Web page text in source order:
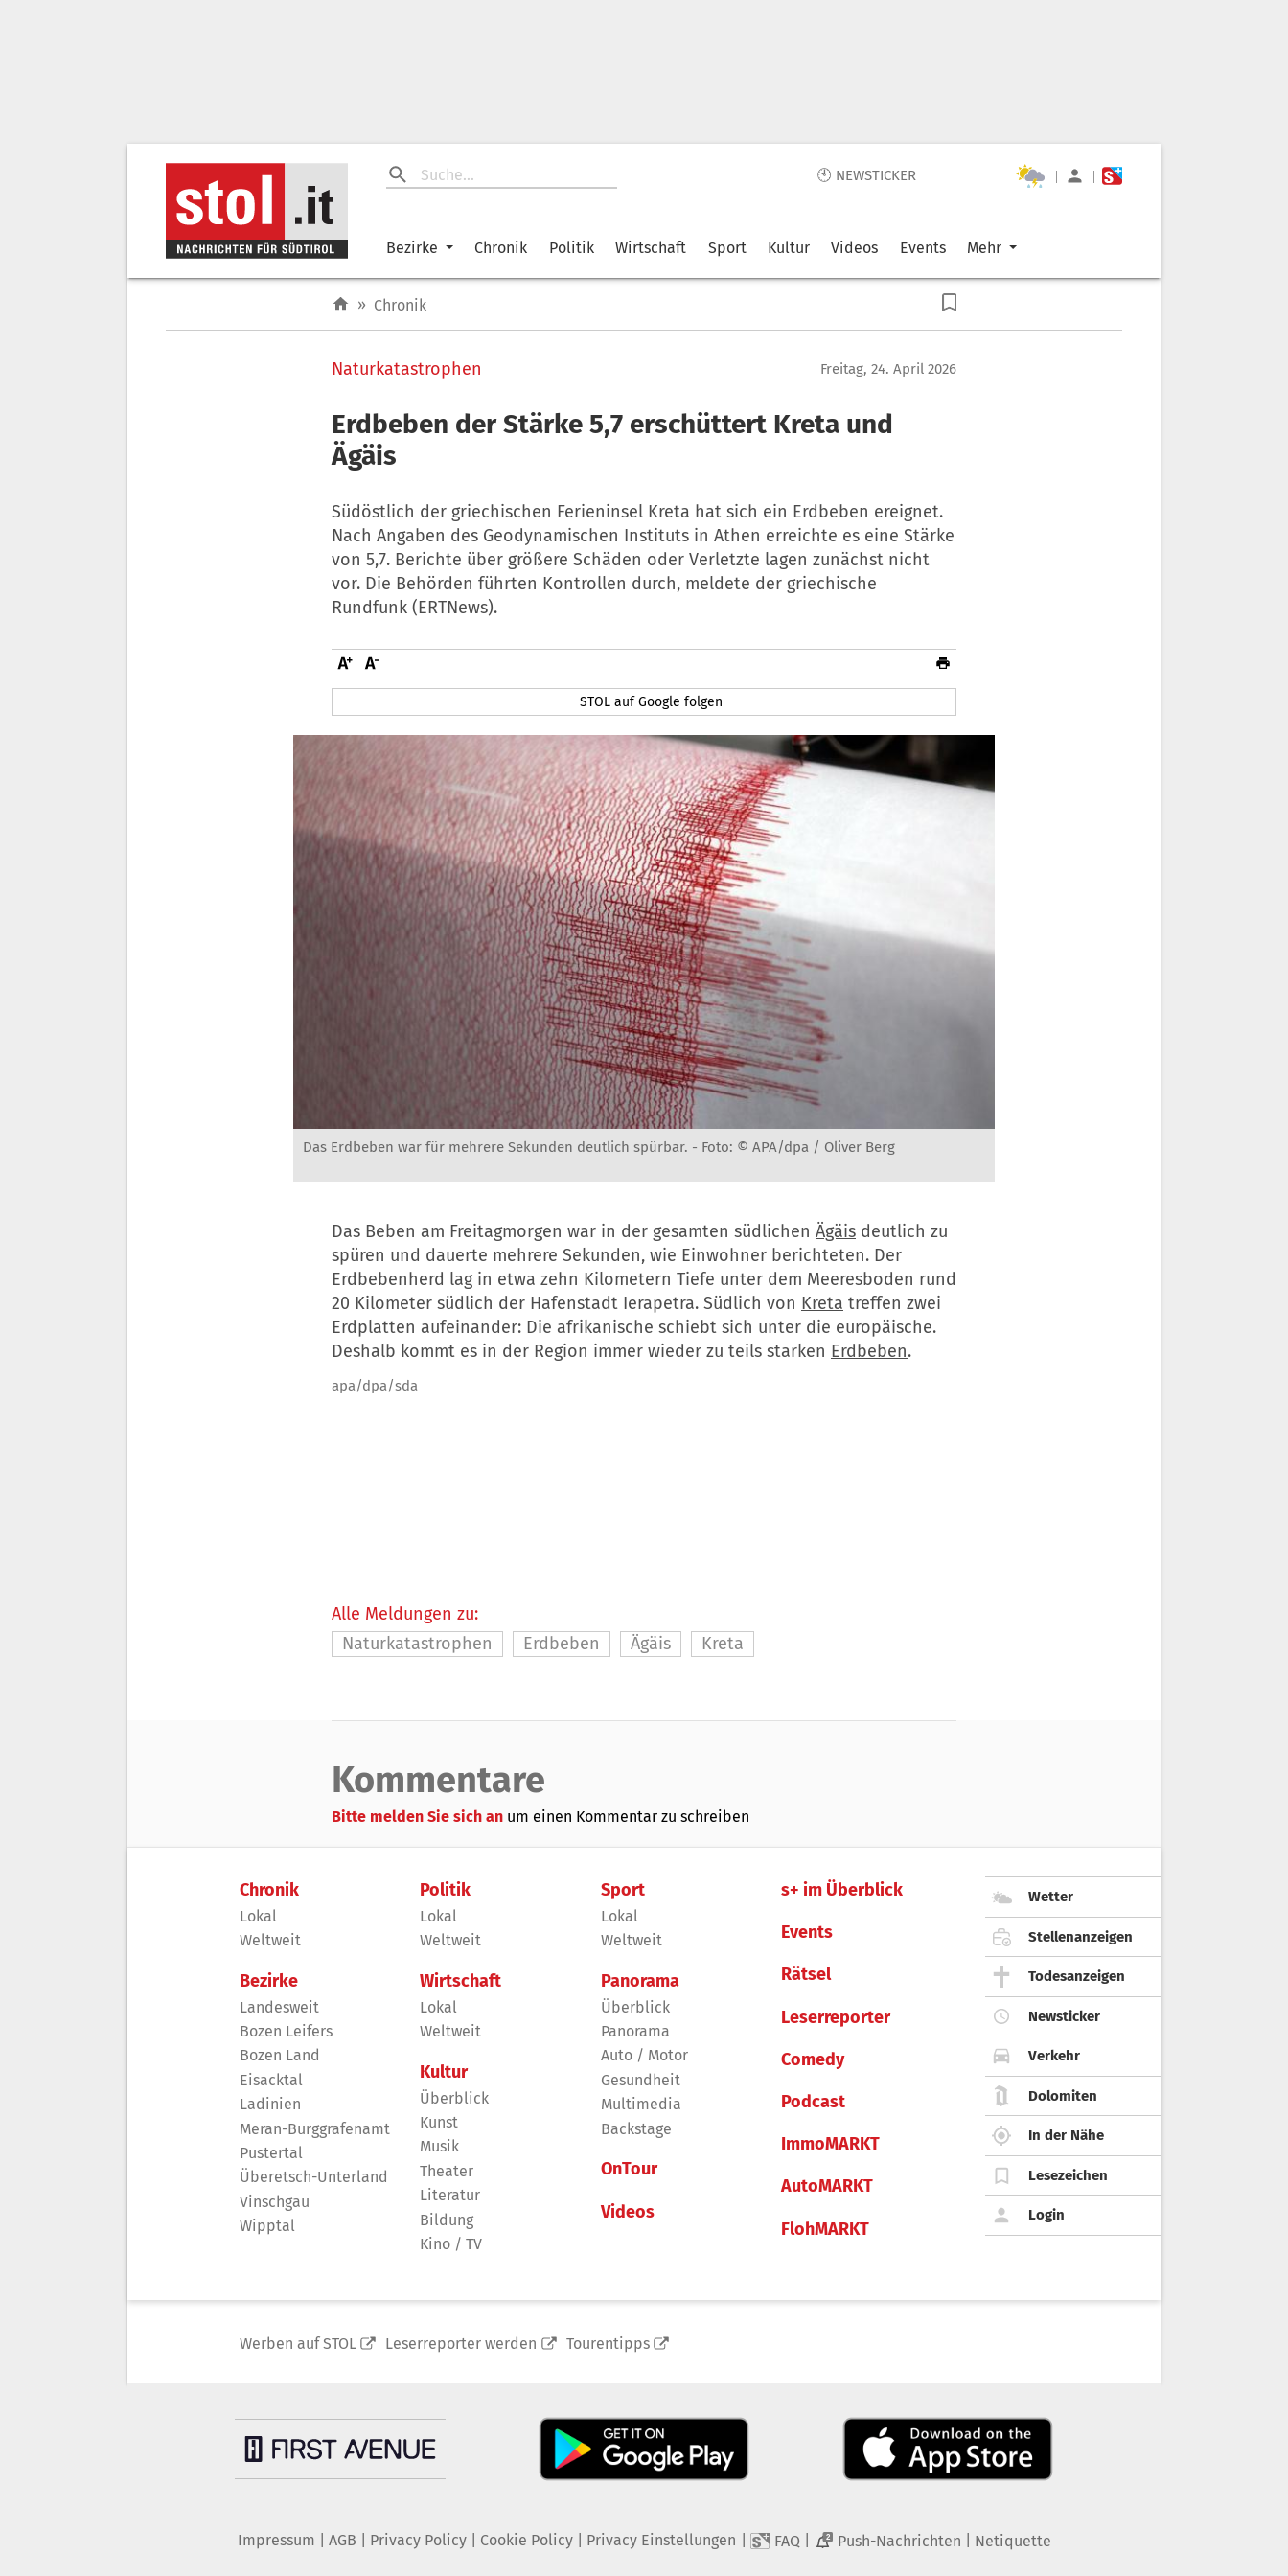
🕙 NEWSTICKER | |
Bezirke Chronik Politik Wirtschaft Sport Kultur Videos Events Mehr
» Chronik
Naturkatastrophen Freitag, 24. April 2026
Erdbeben der Stärke 5,7 erschüttert Kreta und
Ägäis
Südöstlich der griechischen Ferieninsel Kreta hat sich ein Erdbeben ereignet.
Nach Angaben des Geodynamischen Instituts in Athen erreichte es eine Stärke
von 5,7. Berichte über größere Schäden oder Verletzte lagen zunächst nicht
vor. Die Behörden führten Kontrollen durch, meldete der griechische
Rundfunk (ERTNews).
STOL auf Google folgen
Das Erdbeben war für mehrere Sekunden deutlich spürbar. - Foto: © APA/dpa / Oliver Berg
Das Beben am Freitagmorgen war in der gesamten südlichen Ägäis deutlich zu
spüren und dauerte mehrere Sekunden, wie Einwohner berichteten. Der
Erdbebenherd lag in etwa zehn Kilometern Tiefe unter dem Meeresboden rund
20 Kilometer südlich der Hafenstadt Ierapetra. Südlich von Kreta treffen zwei
Erdplatten aufeinander: Die afrikanische schiebt sich unter die europäische.
Deshalb kommt es in der Region immer wieder zu teils starken Erdbeben.
apa/dpa/sda
Alle Meldungen zu:
Naturkatastrophen
Erdbeben Ägäis Kreta
Kommentare
Bitte melden Sie sich an um einen Kommentar zu schreiben
Chronik
Lokal
Weltweit
Bezirke
Landesweit
Bozen Leifers
Bozen Land
Eisacktal
Ladinien
Meran-Burggrafenamt
Pustertal
Überetsch-Unterland
Vinschgau
Wipptal
Politik
Lokal
Weltweit
Wirtschaft
Lokal
Weltweit
Kultur
Überblick
Kunst
Musik
Theater
Literatur
Bildung
Kino / TV
Sport
Lokal
Weltweit
Panorama
Überblick
Panorama
Auto / Motor
Gesundheit
Multimedia
Backstage
OnTour
Videos
s+ im Überblick
Events
Rätsel
Leserreporter
Comedy
Podcast
ImmoMARKT
AutoMARKT
FlohMARKT
Wetter
Stellenanzeigen
Todesanzeigen
Newsticker
Verkehr
Dolomiten
In der Nähe
Lesezeichen
Login
Werben auf STOL Leserreporter werden Tourentipps
Impressum AGB Privacy Policy| Cookie Policy| Privacy Einstellungen FAQ 2 Push-Nachrichten Netiquette